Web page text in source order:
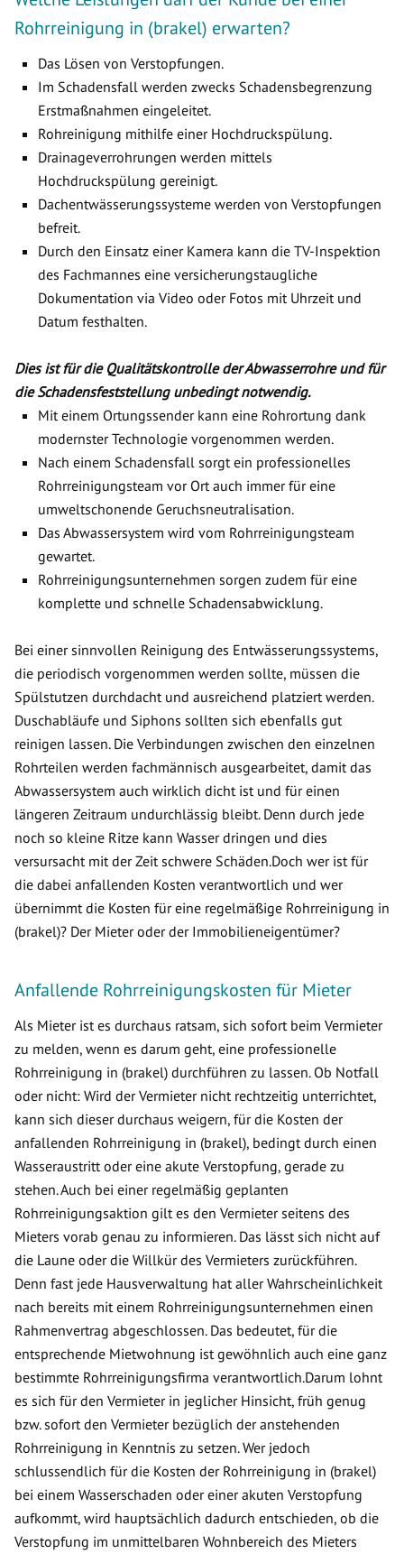
Rohrreinigung in (brakel) erwarten?
Das Lösen von Verstopfungen.
Im Schadensfall werden zwecks Schadensbegrenzung
Erstmaßnahmen eingeleitet.
Rohreinigung mithilfe einer Hochdruckspülung.
Drainageverrohrungen werden mittels
Hochdruckspülung gereinigt.
Dachentwässerungssysteme werden von Verstopfungen
befreit.
Durch den Einsatz einer Kamera kann die TV-Inspektion
des Fachmannes eine versicherungstaugliche
Dokumentation via Video oder Fotos mit Uhrzeit und
Datum festhalten.
Dies ist für die Qualitätskontrolle der Abwasserrohre und für
die Schadensfeststellung unbedingt notwendig.
Mit einem Ortungssender kann eine Rohrortung dank
modernster Technologie vorgenommen werden.
Nach einem Schadensfall sorgt ein professionelles
Rohrreinigungsteam vor Ort auch immer für eine
umweltschonende Geruchsneutralisation.
Das Abwassersystem wird vom Rohrreinigungsteam
gewartet.
Rohrreinigungsunternehmen sorgen zudem für eine
komplette und schnelle Schadensabwicklung.
Bei einer sinnvollen Reinigung des Entwässerungssystems,
die periodisch vorgenommen werden sollte, müssen die
Spülstutzen durchdacht und ausreichend platziert werden.
Duschabläufe und Siphons sollten sich ebenfalls gut
reinigen lassen. Die Verbindungen zwischen den einzelnen
Rohrteilen werden fachmännisch ausgearbeitet, damit das
Abwassersystem auch wirklich dicht ist und für einen
längeren Zeitraum undurchlässig bleibt. Denn durch jede
noch so kleine Ritze kann Wasser dringen und dies
versursacht mit der Zeit schwere Schäden.Doch wer ist für
die dabei anfallenden Kosten verantwortlich und wer
übernimmt die Kosten für eine regelmäßige Rohrreinigung in
(brakel)? Der Mieter oder der Immobilieneigentümer?
Anfallende Rohrreinigungskosten für Mieter
Als Mieter ist es durchaus ratsam, sich sofort beim Vermieter
zu melden, wenn es darum geht, eine professionelle
Rohrreinigung in (brakel) durchführen zu lassen. Ob Notfall
oder nicht: Wird der Vermieter nicht rechtzeitig unterrichtet,
kann sich dieser durchaus weigern, für die Kosten der
anfallenden Rohrreinigung in (brakel), bedingt durch einen
Wasseraustritt oder eine akute Verstopfung, gerade zu
stehen. Auch bei einer regelmäßig geplanten
Rohrreinigungsaktion gilt es den Vermieter seitens des
Mieters vorab genau zu informieren. Das lässt sich nicht auf
die Laune oder die Willkür des Vermieters zurückführen.
Denn fast jede Hausverwaltung hat aller Wahrscheinlichkeit
nach bereits mit einem Rohrreinigungsunternehmen einen
Rahmenvertrag abgeschlossen. Das bedeutet, für die
entsprechende Mietwohnung ist gewöhnlich auch eine ganz
bestimmte Rohrreinigungsfirma verantwortlich.Darum lohnt
es sich für den Vermieter in jeglicher Hinsicht, früh genug
bzw. sofort den Vermieter bezüglich der anstehenden
Rohrreinigung in Kenntnis zu setzen. Wer jedoch
schlussendlich für die Kosten der Rohrreinigung in (brakel)
bei einem Wasserschaden oder einer akuten Verstopfung
aufkommt, wird hauptsächlich dadurch entschieden, ob die
Verstopfung im unmittelbaren Wohnbereich des Mieters